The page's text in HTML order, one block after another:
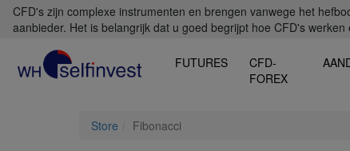
CFD's zijn complexe instrumenten en brengen vanwege het
aanbieder. Het is belangrijk dat u goed begrijpt hoe CFD's
FUTURES
CFD-
FOREX
Store Fibonacci